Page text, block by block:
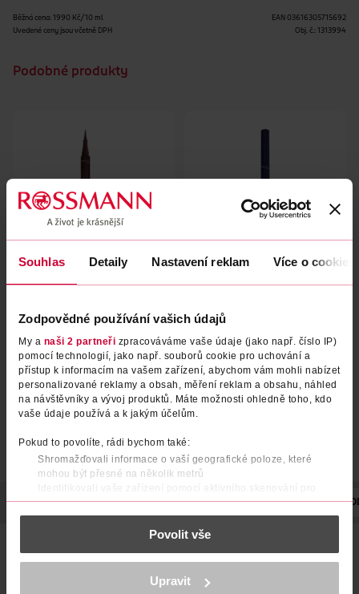
Souhlas Detaily Nastavení reklam Více o cookies
Zodpovědné používání vašich údajů
My a naši 2 partneři zpracováváme vaše údaje (jako např. číslo IP)
pomocí technologií, jako např. souborů cookie pro uchování a
přístup k informacím na vašem zařízení, abychom vám mohli nabízet
personalizované reklamy a obsah, měření reklam a obsahu, náhled
na návštěvníky a vývoj produktů. Máte možnosti ohledně toho, kdo
vaše údaje používá a k jakým účelům.
Pokud to povolíte, rádi bychom také:
Shromažďovali informace o vaší geografické poloze, které
mohou být přesné na několik metrů
Identifikovali vaše zařízení pomocí aktivního skenování pro
konkrétní charakteristiky (otisk prstu)
Zjistěte více o tom, jak zpracováváme vaše osobní údaje, a nastavte
části s podrobnostmi . Svůj souhlas můžete kdykoliv
K provozu stránek, personalizaci obsahu a reklam, funkcí sociálních
médií, analýze návštěvnosti, které mohou nést osobní údaje.
Povolit vše
Upravit
Běžná cena: 1990 Kč/10 ml
Uvedené ceny jsou včetně DPH
EAN 03616305715692
Obj. č.: 1313994
Podobné produkty
Oční linky Wonder'Ink
199 Kč
DO KOŠÍKU
Obj. č.: 1313970
Oční linky Wonder'Ink
199 Kč
DO KOŠÍKU
Obj. č.: 1313987
POPIS POUŽITÍ SLOŽENÍ VYROBENO V VÝROBCE/
výdrží. Nerozmazává se, neobtiskává se a barva nevybledne
rychlou aplikaci pro bezchybnou linku dle vašich představ.